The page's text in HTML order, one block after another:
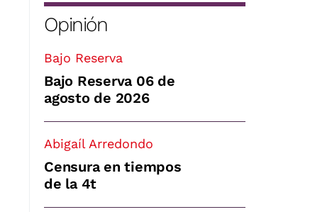
Opinión
Bajo Reserva
Bajo Reserva 06 de
agosto de 2026
Abigaíl Arredondo
Censura en tiempos
de la 4t